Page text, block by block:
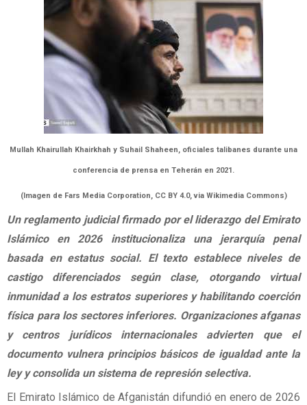
Mullah Khairullah Khairkhah y Suhail Shaheen, oficiales talibanes durante una
conferencia de prensa en Teherán en 2021.
(Imagen de Fars Media Corporation, CC BY 4.0, via Wikimedia Commons)
Un reglamento judicial firmado por el liderazgo del Emirato
Islámico en 2026 institucionaliza una jerarquía penal
basada en estatus social. El texto establece niveles de
castigo diferenciados según clase, otorgando virtual
inmunidad a los estratos superiores y habilitando coerción
física para los sectores inferiores. Organizaciones afganas
y centros jurídicos internacionales advierten que el
documento vulnera principios básicos de igualdad ante la
ley y consolida un sistema de represión selectiva.
El Emirato Islámico de Afganistán difundió en enero de 2026